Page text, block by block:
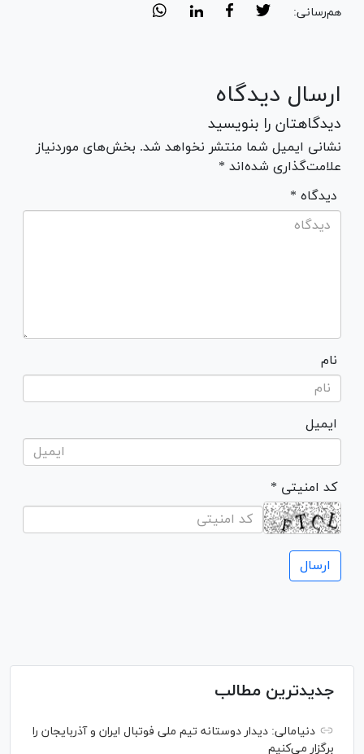
هم‌رسانی:
ارسال دیدگاه
دیدگاهتان را بنویسید
نشانی ایمیل شما منتشر نخواهد شد. بخش‌های موردنیاز
علامت‌گذاری شده‌اند *
* دیدگاه
نام
ایمیل
* کد امنیتی
جدیدترین مطالب
دنیامالی: دیدار دوستانه تیم ملی فوتبال ایران و آذربایجان را
برگزار می‌کنیم